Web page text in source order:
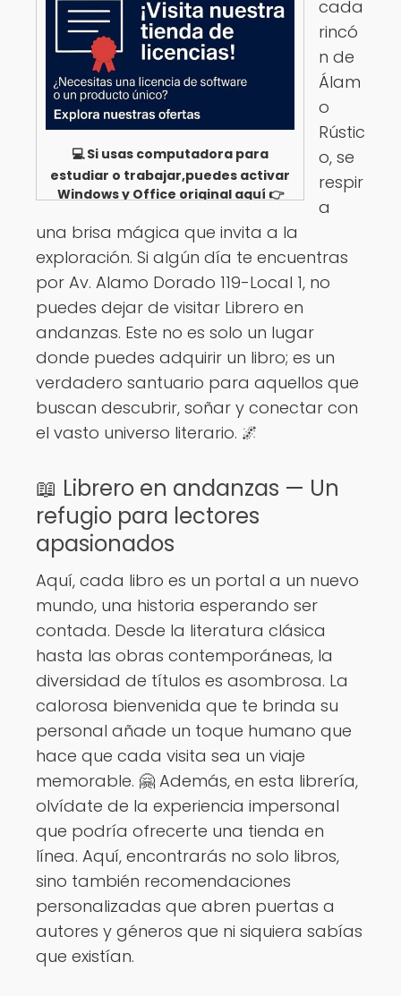
💻 Si usas computadora para
estudiar o trabajar,puedes activar
Windows y Office original aquí 👉
cada
rincó
n de
Álam
o
Rústic
o, se
respir
a
una brisa mágica que invita a la
exploración. Si algún día te encuentras
por Av. Alamo Dorado 119-Local 1, no
puedes dejar de visitar Librero en
andanzas. Este no es solo un lugar
donde puedes adquirir un libro; es un
verdadero santuario para aquellos que
buscan descubrir, soñar y conectar con
el vasto universo literario. 🌌
📖 Librero en andanzas — Un
refugio para lectores
apasionados
Aquí, cada libro es un portal a un nuevo
mundo, una historia esperando ser
contada. Desde la literatura clásica
hasta las obras contemporáneas, la
diversidad de títulos es asombrosa. La
calorosa bienvenida que te brinda su
personal añade un toque humano que
hace que cada visita sea un viaje
memorable. 🤗 Además, en esta librería,
olvídate de la experiencia impersonal
que podría ofrecerte una tienda en
línea. Aquí, encontrarás no solo libros,
sino también recomendaciones
personalizadas que abren puertas a
autores y géneros que ni siquiera sabías
que existían.